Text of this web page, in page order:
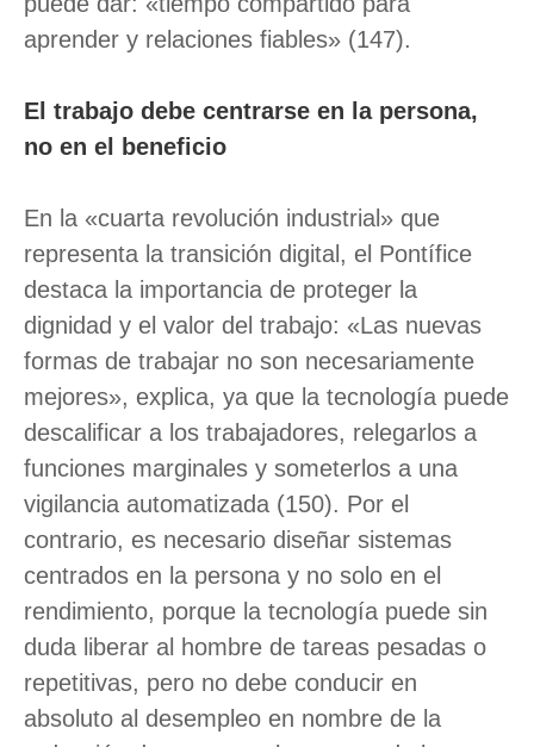
aprender y relaciones fiables» (147).
El trabajo debe centrarse en la persona,
no en el beneficio
En la «cuarta revolución industrial» que
representa la transición digital, el Pontífice
destaca la importancia de proteger la
dignidad y el valor del trabajo: «Las nuevas
formas de trabajar no son necesariamente
mejores», explica, ya que la tecnología puede
descalificar a los trabajadores, relegarlos a
funciones marginales y someterlos a una
vigilancia automatizada (150). Por el
contrario, es necesario diseñar sistemas
centrados en la persona y no solo en el
rendimiento, porque la tecnología puede sin
duda liberar al hombre de tareas pesadas o
repetitivas, pero no debe conducir en
absoluto al desempleo en nombre de la